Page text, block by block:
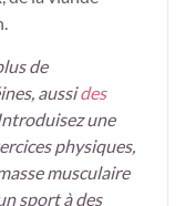
de
aussides
une
physiques,
musculaire
sport à des